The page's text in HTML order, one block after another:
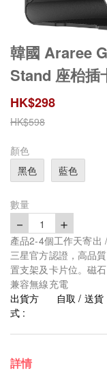
韓國 Araree
Stand 座枱插
HK$298
HK$598
顏色
黑色
藍色
數量
－ 1 ＋
產品2-4個工作天寄出
三星官方認證，高品
置支架及卡片位。磁
兼容無線充電
出貨方
式 :
自取 / 送貨
詳情